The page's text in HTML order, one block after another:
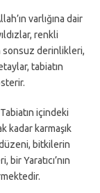
varlığına dair
renkli
sonsuz derinlikleri,
tabiatın
Tabiatın içindeki
kadar karmaşık
bitkilerin
Yaratıcı’nın